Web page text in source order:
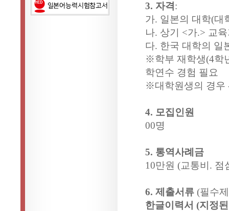
3. 자격 :
가. 일본의 대학(대
나. 상기 <가.> 교
다. 한국 대학의 일
※학부 재학생(4학
학연수 경험 필요
※대학원생의 경우
4. 모집인원
00명
5. 통역사례금
10만원 (교통비. 점
6. 제출서류 (필수
한글이력서 (지정